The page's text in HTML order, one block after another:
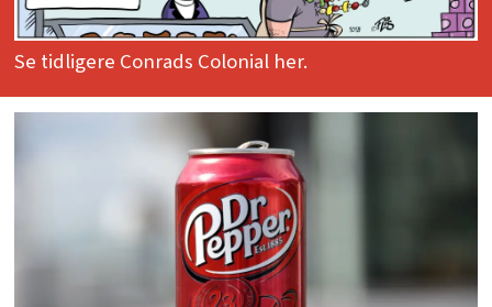
Se tidligere Conrads Colonial her.